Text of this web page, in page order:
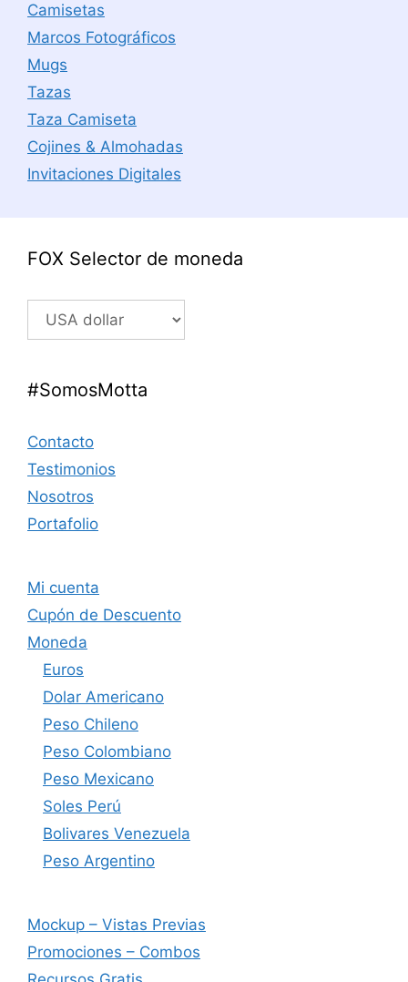
Camisetas
Marcos Fotográficos
Mugs
Tazas
Taza Camiseta
Cojines & Almohadas
Invitaciones Digitales
FOX Selector de moneda
#SomosMotta
Contacto
Testimonios
Nosotros
Portafolio
Mi cuenta
Cupón de Descuento
Moneda
Euros
Dolar Americano
Peso Chileno
Peso Colombiano
Peso Mexicano
Soles Perú
Bolivares Venezuela
Peso Argentino
Mockup – Vistas Previas
Promociones – Combos